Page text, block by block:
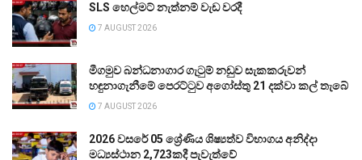
SLS හෙල්මට් නැත්නම් වැඩ වරදී
7 AUGUST 2026
මීගමුව බන්ධනාගාර ගැටුම් නඩුව සැකකරුවන්
හඳුනාගැනීමේ පෙරට්ටුව අගෝස්තු 21 දක්වා කල් තැබේ
7 AUGUST 2026
2026 වසරේ 05 ශ්‍රේණිය ශිෂ්‍යත්ව විභාගය අනිද්දා
මධ්‍යස්ථාන 2,723කදී පැවැත්වේ